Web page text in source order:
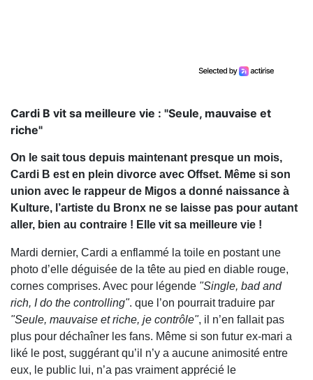
Cardi B vit sa meilleure vie : "Seule, mauvaise et
riche"
On le sait tous depuis maintenant presque un mois,
Cardi B est en plein divorce avec Offset. Même si son
union avec le rappeur de Migos a donné naissance à
Kulture, l’artiste du Bronx ne se laisse pas pour autant
aller, bien au contraire ! Elle vit sa meilleure vie !
Mardi dernier, Cardi a enflammé la toile en postant une
photo d’elle déguisée de la tête au pied en diable rouge,
cornes comprises. Avec pour légende "Single, bad and
rich, I do the controlling". que l’on pourrait traduire par
"Seule, mauvaise et riche, je contrôle", il n’en fallait pas
plus pour déchaîner les fans. Même si son futur ex-mari a
liké le post, suggérant qu’il n’y a aucune animosité entre
eux, le public lui, n’a pas vraiment apprécié le